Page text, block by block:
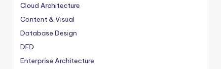
Cloud Architecture
Content & Visual
Database Design
DFD
Enterprise Architecture